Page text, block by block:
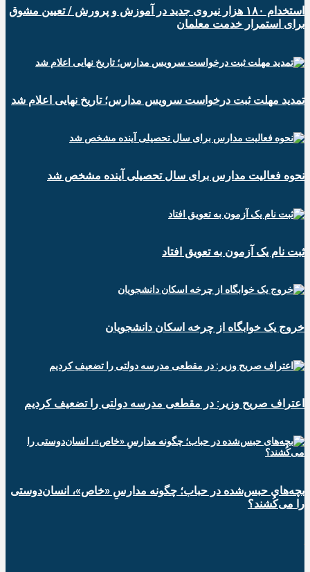
استخدام ۱۸۰ هزار نیروی جدید در آموزش‌ و پرورش / تعیین مشوق
برای استمرار خدمت معلمان
تمدید مهلت ثبت درخواست سرویس مدارس؛ تاریخ نهایی اعلام شد
نحوه فعالیت مدارس برای سال تحصیلی آینده مشخص شد
ثبت نام یک آزمون به تعویق افتاد
خروج یک خوابگاه از چرخه اسکان دانشجویان
اعتراف صریح وزیر: در مقطعی مدرسه دولتی را تضعیف کردیم
بچه‌های حبس‌شده در حباب؛ چگونه مدارسِ «خاص»، انسان‌دوستی
را می‌کُشند؟